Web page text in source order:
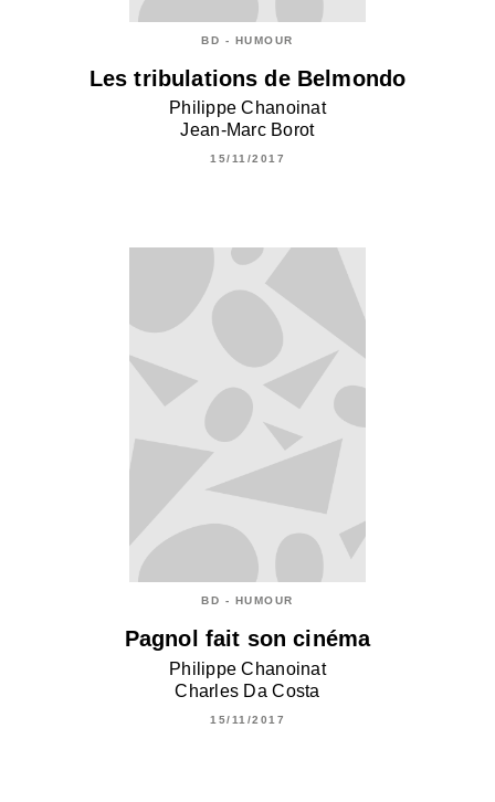
BD - HUMOUR
Les tribulations de Belmondo
Philippe Chanoinat
Jean-Marc Borot
15/11/2017
BD - HUMOUR
Pagnol fait son cinéma
Philippe Chanoinat
Charles Da Costa
15/11/2017